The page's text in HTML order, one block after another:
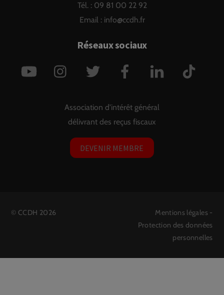
Tél. : 09 81 00 22 92
Email : info@ccdh.fr
Réseaux sociaux
YouTube Instagram Twitter Facebook LinkedIn
Association d'intérêt général
délivrant des reçus fiscaux
DEVENIR MEMBRE
© CCDH 2026 Mentions légales -
Protection des données
personnelles